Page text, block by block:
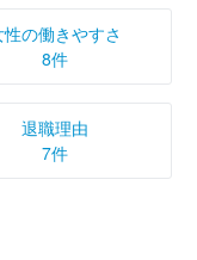
性の働きやすさ
8件
退職理由
7件